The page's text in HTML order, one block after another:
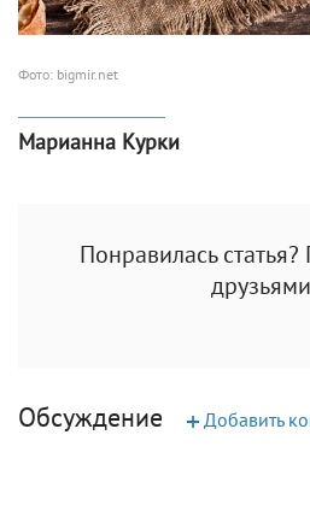
Фото: bigmir.net
Марианна Курки
Понравилась статья?
друзьями
Обсуждение + Добавить